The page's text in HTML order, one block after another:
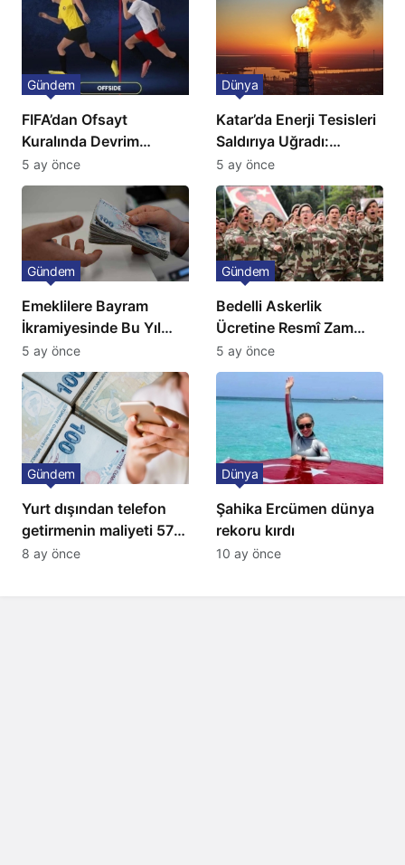
FIFA’dan Ofsayt
Kuralında Devrim
Niteliğinde Onay
Gündem
5 ay önce
Katar’da Enerji Tesisleri
Saldırıya Uğradı:
Avrupa’da Doğalgaz
Fiyatlarında Sert Artış
Dünya
5 ay önce
Emeklilere Bayram
İkramiyesinde Bu Yıl
Artış Gelmeyecek
Gündem
5 ay önce
Bedelli Askerlik
Ücretine Resmî Zam
Geliyor
Gündem
5 ay önce
Yurt dışından telefon
getirmenin maliyeti 57
bin lira oldu
Gündem
8 ay önce
Şahika Ercümen dünya
rekoru kırdı
Dünya
10 ay önce